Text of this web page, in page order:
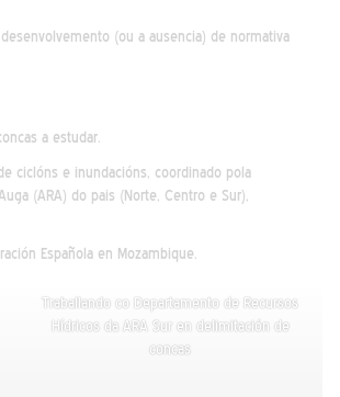
(ou a ausencia) de normativa
a estudar.
ciclóns e inundacións, coordinado pola
(ARA) do pais (Norte, Centro e Sur),
Española en Mozambique.
Traballando co Departamento de Recursos
Hídricos da ARA Sur en delimitación de
concas